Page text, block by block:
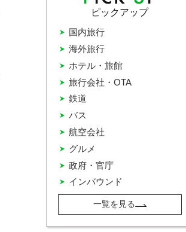
ピックアップ
インバウンド
グルメ
バス
ホテル・旅館
国内旅行
政府・官庁
旅行会社・OTA
海外旅行
航空会社
鉄道
一覧を見る